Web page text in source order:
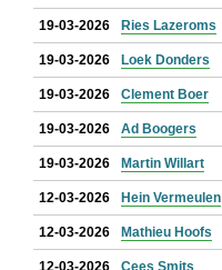
19-03-2026 Ries Lazeroms
19-03-2026 Loek Donders
19-03-2026 Clement Boer
19-03-2026 Ad Boogers
19-03-2026 Martin Willart
12-03-2026 Hein Vermeulen
12-03-2026 Mathieu Hoofs
12-03-2026 Cees Smits